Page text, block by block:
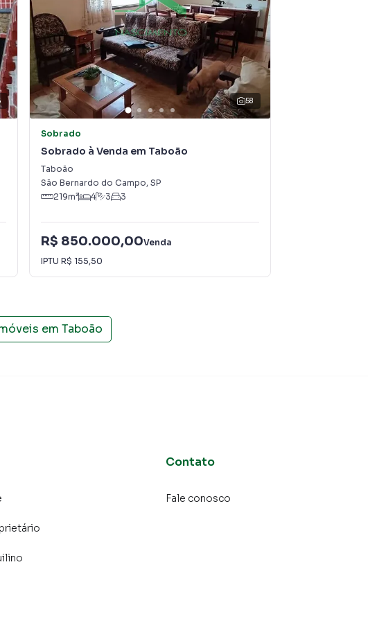
e ótima localização são muito valorizados na
sobre Sobrado em São Bernardo do Campo?
casas residenciais e comerciais, sobrados,
além de empreendimentos em construção ou
de São Bernardo do Campo. Aqui você
58
Sobrado
Sobrado à Venda em Taboão
Taboão
São Bernardo do Campo, SP
219m² 4 3 3
R$ 850.000,00Venda
IPTU R$ 155,50
em Taboão
Contato
Fale conosco